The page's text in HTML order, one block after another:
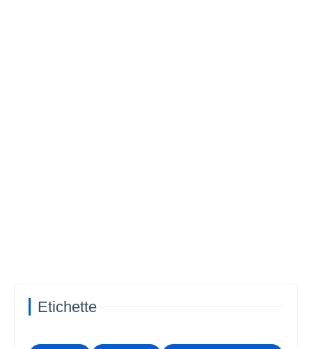
Etichette